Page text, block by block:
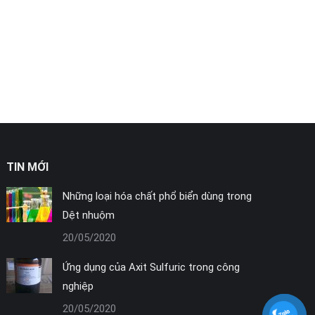
TIN MỚI
Những loại hóa chất phổ biển dùng trong
Dệt nhuộm
20/05/2020
Ứng dụng của Axit Sulfuric trong công
nghiệp
20/05/2020